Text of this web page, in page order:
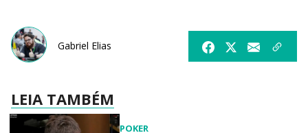
Gabriel Elias
LEIA TAMBÉM
POKER